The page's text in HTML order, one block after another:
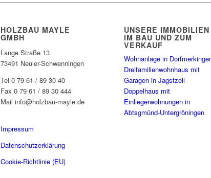
HOLZBAU MAYLE
GMBH
Lange Straße 13
73491 Neuler-Schwenningen
Tel 0 79 61 / 89 30 40
Fax 0 79 61 / 89 30 444
Mail info@holzbau-mayle.de
Impressum
Datenschutzerklärung
Cookie-Richtlinie (EU)
UNSERE IMMOBILIEN
IM BAU UND ZUM
VERKAUF
Wohnanlage in
Dreifamilienwohnhaus mit
Garagen in Jagstzell
Doppelhaus mit
Einliegerwohnungen in
Abtsgmünd-Untergröningen